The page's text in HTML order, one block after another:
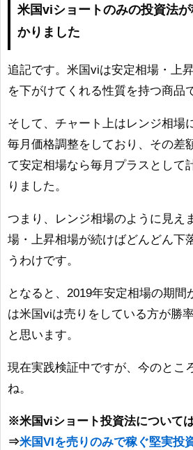
米国viショートのみの投資法
かりました
追記です。米国viは安定相場・上
を下がけてくれる性質を持つ商品
そして、チャート上はレンジ相場
毎月価格調整をしており、その差
て安定相場なら毎月プラスとして
りました。
つまり、レンジ相場のように見え
場・上昇相場が続けばどんどん下
うわけです。
となると、2019年安定相場の期間
は米国viは売りをしている方が勝
と思います。
現在実践検証中ですが、今のとこ
ね。
※米国viショート投資法について
⇒米国VIを売りのみで稼ぐ堅実投